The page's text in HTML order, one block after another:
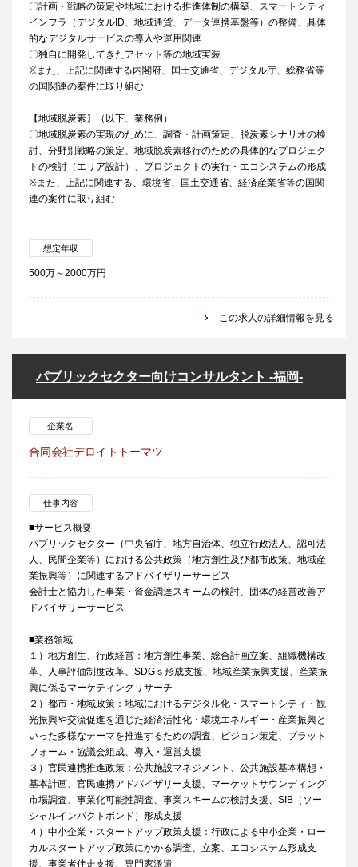
〇計画・戦略の策定や地域における推進体制の構築、スマートシティ
インフラ（デジタルID、地域通貨、データ連携基盤等）の整備、具体
的なデジタルサービスの導入や運用関連
〇独自に開発してきたアセット等の地域実装
※また、上記に関連する内閣府、国土交通省、デジタル庁、総務省等
の国関連の案件に取り組む
【地域脱炭素】（以下、業務例）
〇地域脱炭素の実現のために、調査・計画策定、脱炭素シナリオの検
討、分野別戦略の策定、地域脱炭素移行のための具体的なプロジェク
トの検討（エリア設計）、プロジェクトの実行・エコシステムの形成
※また、上記に関連する、環境省、国土交通省、経済産業省等の国関
連の案件に取り組む
想定年収
500万～2000万円
この求人の詳細情報を見る
パブリックセクター向けコンサルタント -福岡-
企業名
合同会社デロイトトーマツ
仕事内容
■サービス概要
パブリックセクター（中央省庁、地方自治体、独立行政法人、認可法
人、民間企業等）における公共政策（地方創生及び都市政策、地域産
業振興等）に関連するアドバイザリーサービス
会計士と協力した事業・資金調達スキームの検討、団体の経営改善ア
ドバイザリーサービス
■業務領域
１）地方創生、行政経営：地方創生事業、総合計画立案、組織機構改
革、人事評価制度改革、SDGｓ形成支援、地域産業振興支援、産業振
興に係るマーケティングリサーチ
２）都市・地域政策：地域におけるデジタル化・スマートシティ・観
光振興や交流促進を通じた経済活性化・環境エネルギー・産業振興と
いった多様なテーマを推進するための調査、ビジョン策定、プラット
フォーム・協議会組成、導入・運営支援
３）官民連携推進政策：公共施設マネジメント、公共施設基本構想・
基本計画、官民連携アドバイザリー支援、マーケットサウンディング
市場調査、事業化可能性調査、事業スキームの検討支援、SIB（ソー
シャルインパクトボンド）形成支援
４）中小企業・スタートアップ政策支援：行政による中小企業・ロー
カルスタートアップ政策にかかる調査、立案、エコシステム形成支
援、事業者伴走支援、専門家派遣